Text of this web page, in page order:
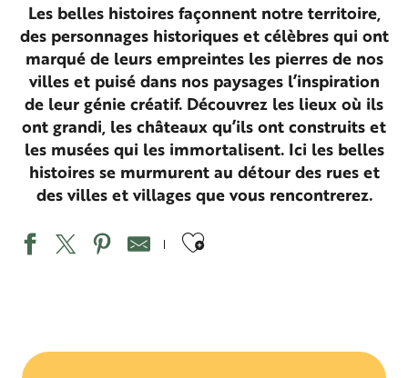
Les belles histoires façonnent notre territoire,
des personnages historiques et célèbres qui ont
marqué de leurs empreintes les pierres de nos
villes et puisé dans nos paysages l’inspiration
de leur génie créatif. Découvrez les lieux où ils
ont grandi, les châteaux qu’ils ont construits et
les musées qui les immortalisent. Ici les belles
histoires se murmurent au détour des rues et
des villes et villages que vous rencontrerez.
Ajouter aux